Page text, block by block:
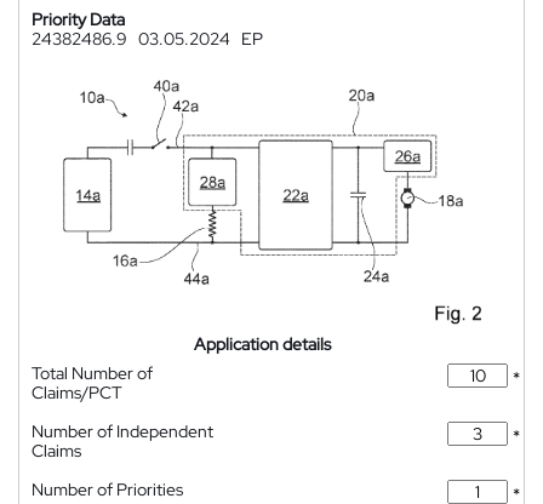
Priority Data
24382486.9 03.05.2024 EP
Application details
Total Number of
Claims/PCT
*
Number of Independent
Claims
*
Number of Priorities
*